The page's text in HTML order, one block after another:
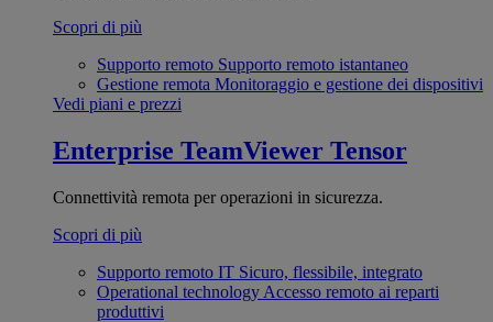
Scopri di più
Supporto remoto Supporto remoto istantaneo
Gestione remota Monitoraggio e gestione dei dispositivi
Vedi piani e prezzi
Enterprise TeamViewer Tensor
Connettività remota per operazioni in sicurezza.
Scopri di più
Supporto remoto IT Sicuro, flessibile, integrato
Operational technology Accesso remoto ai reparti
produttivi